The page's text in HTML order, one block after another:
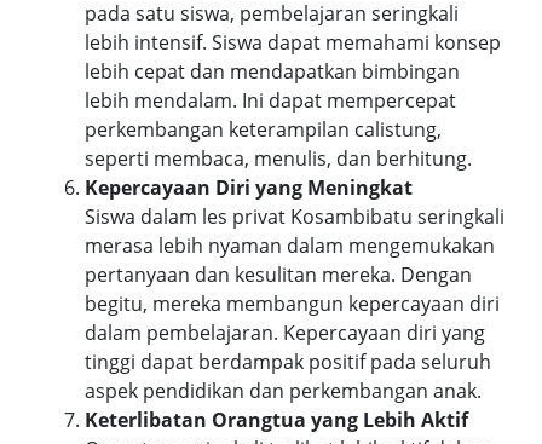
pada satu siswa, pembelajaran seringkali
lebih intensif. Siswa dapat memahami konsep
lebih cepat dan mendapatkan bimbingan
lebih mendalam. Ini dapat mempercepat
perkembangan keterampilan calistung,
seperti membaca, menulis, dan berhitung.
Kepercayaan Diri yang Meningkat
Siswa dalam les privat Kosambibatu seringkali
merasa lebih nyaman dalam mengemukakan
pertanyaan dan kesulitan mereka. Dengan
begitu, mereka membangun kepercayaan diri
dalam pembelajaran. Kepercayaan diri yang
tinggi dapat berdampak positif pada seluruh
aspek pendidikan dan perkembangan anak.
Keterlibatan Orangtua yang Lebih Aktif